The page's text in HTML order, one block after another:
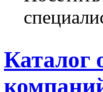
Каталог